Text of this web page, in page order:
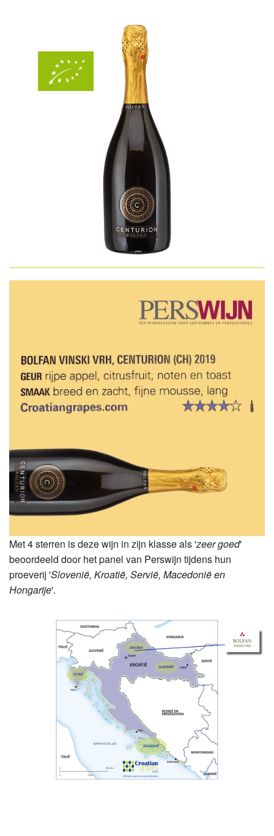
Met 4 sterren is deze wijn in zijn klasse als 'zeer goed'
beoordeeld door het panel van Perswijn tijdens hun
proeverij 'Slovenië, Kroatië, Servië, Macedonië en
Hongarije'.